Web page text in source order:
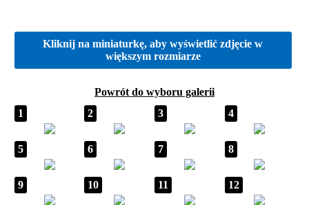
Kliknij na miniaturkę, aby wyświetlić zdjęcie w
większym rozmiarze
Powrót do wyboru galerii
1
2 3 4
5 6 7 8
9 10 11 12